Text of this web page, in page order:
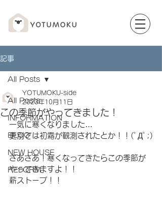
記事
All Posts
INFORMATION
BLOG
NEW HOUSE
REFORM
All Posts
この季節がやってきました！
YOTUMOKU-side
2023年10月11日
一気に寒くなりました…
更別では初霜が観測されたとか！！(ﾟДﾟ;)
さあさあ！寒くなってきたらこの季節が
やってきますよ！！
薪ストーブ！！